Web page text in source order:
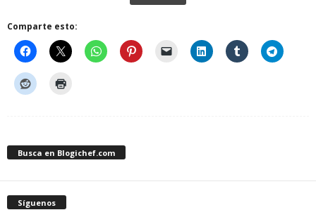
Comparte esto:
Busca en Blogichef.com
Síguenos